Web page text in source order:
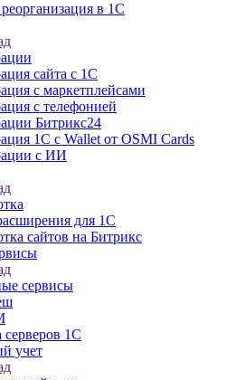
в 1С
сайта с 1С
с маркетплейсами
с телефонией
Битрикс24
1С с Wallet от OSMI Cards
с ИИ
для 1С
сайтов на Битрикс
сервисы
серверов 1С
учет